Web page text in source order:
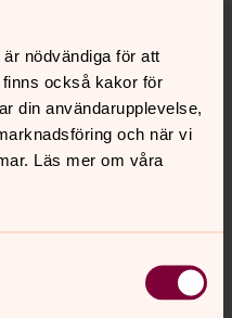
nödvändiga för att
också kakor för
din användarupplevelse,
och när vi
Läs mer om våra